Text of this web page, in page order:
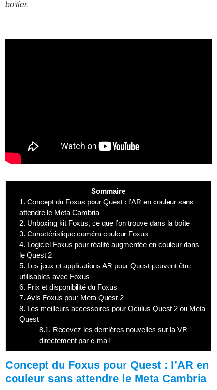
boîtier.
Sommaire
1. Concept du Foxus pour Quest : l’AR en couleur sans
attendre le Meta Cambria
2. Unboxing kit Foxus, ce que l’on trouve dans la boîte
3. Caractéristique caméra couleur Foxus
4. Logiciel Foxus pour réalité augmentée en couleur dans
le Quest 2
5. Les jeux et applications AR pour Quest peuvent être
utilisables avec Foxus
6. Prix et disponibilité du Foxus
7. Avis Foxus pour Meta Quest 2
8. Les meilleurs accessoires pour Oculus Quest 2 ou Meta
Quest
8.1. Recevez les dernières nouvelles sur la VR
directement par e-mail
Concept du Foxus pour Quest : l’AR en
couleur sans attendre le Meta Cambria